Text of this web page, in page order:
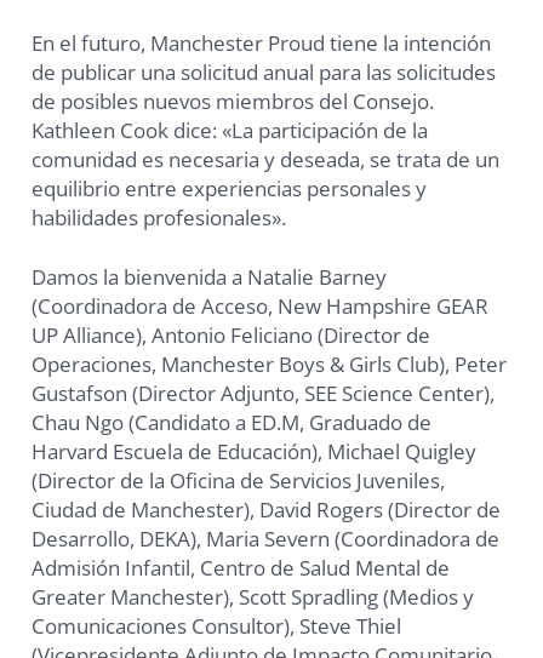
En el futuro, Manchester Proud tiene la intención
de publicar una solicitud anual para las solicitudes
de posibles nuevos miembros del Consejo.
Kathleen Cook dice: «La participación de la
comunidad es necesaria y deseada, se trata de un
equilibrio entre experiencias personales y
habilidades profesionales».
Damos la bienvenida a Natalie Barney
(Coordinadora de Acceso, New Hampshire GEAR
UP Alliance), Antonio Feliciano (Director de
Operaciones, Manchester Boys & Girls Club), Peter
Gustafson (Director Adjunto, SEE Science Center),
Chau Ngo (Candidato a ED.M, Graduado de
Harvard Escuela de Educación), Michael Quigley
(Director de la Oficina de Servicios Juveniles,
Ciudad de Manchester), David Rogers (Director de
Desarrollo, DEKA), Maria Severn (Coordinadora de
Admisión Infantil, Centro de Salud Mental de
Greater Manchester), Scott Spradling (Medios y
Comunicaciones Consultor), Steve Thiel